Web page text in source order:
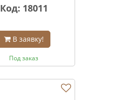
Код: 18011
В заявку!
Под заказ